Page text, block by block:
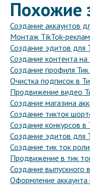
Похожие
Создание аккаунтов
Монтаж TikTok-
Создание эдитов для
Создание контента
Создание профиля
Очистка подписок в
Продвижение видео
Создание магазина
Создание тикток
Создание конкурсов в
Создание эдитов для
Создание тик ток
Продвижение в тик
Создание выпускного
Оформление аккаунта